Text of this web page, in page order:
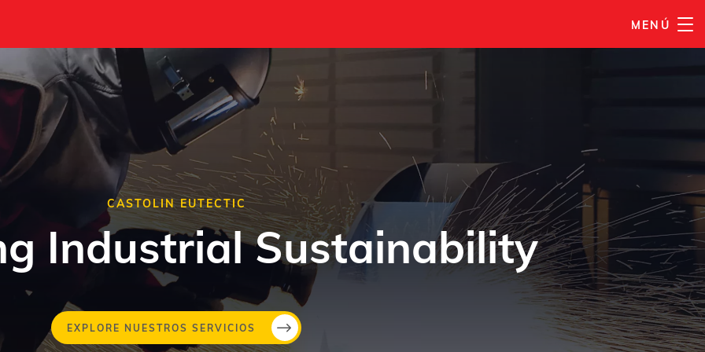
MENÚ
CASTOLIN EUTECTIC
Industrial Sustainability
EXPLORE NUESTROS SERVICIOS